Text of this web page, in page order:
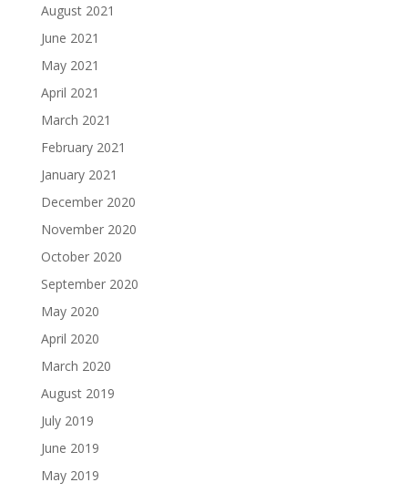
August 2021
June 2021
May 2021
April 2021
March 2021
February 2021
January 2021
December 2020
November 2020
October 2020
September 2020
May 2020
April 2020
March 2020
August 2019
July 2019
June 2019
May 2019